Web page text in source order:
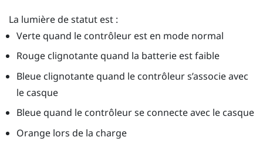
La lumière de statut est :
Verte quand le contrôleur est en mode normal
Rouge clignotante quand la batterie est faible
Bleue clignotante quand le contrôleur s’associe avec
le casque
Bleue quand le contrôleur se connecte avec le casque
Orange lors de la charge